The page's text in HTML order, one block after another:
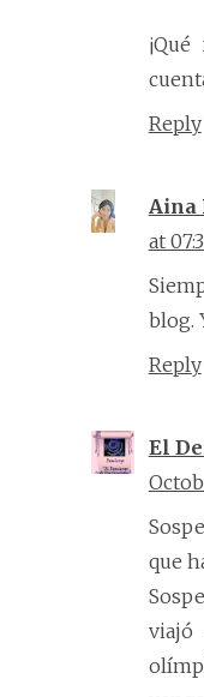
Reply
Aina
at
blog.
Reply
El
que